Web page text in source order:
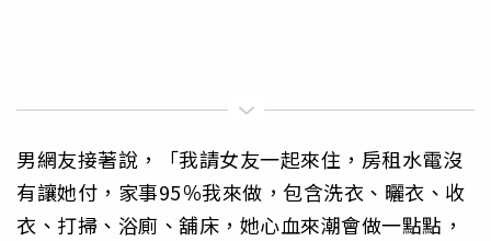
男網友接著說，「我請女友一起來住，房租水電沒
有讓她付，家事95％我來做，包含洗衣、曬衣、收
衣、打掃、浴廁、舖床，她心血來潮會做一點點，